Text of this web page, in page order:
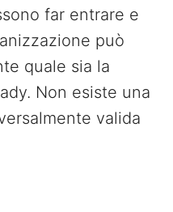
far entrare e
può
quale sia la
Non esiste una
valida